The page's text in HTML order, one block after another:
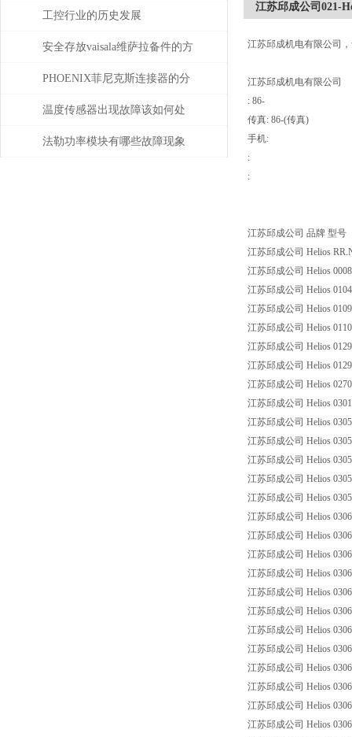
维修或更换部件？
工控行业的历史发展
安全存放vaisala维萨拉备件的方
法，赶紧收藏！
PHOENIX菲尼克斯连接器的分
类及应用领域
温度传感器出现故障该如何处
理
法勒功率模块有哪些故障现象
江苏邱成公司021-
江苏邱成机电有限公司
江苏邱成机电有限公司
: 86-
传真: 86-(传真)
手机:
:
:
江苏邱成公司 品牌 型号
江苏邱成公司 Helios
江苏邱成公司 Helios
江苏邱成公司 Helios
江苏邱成公司 Helios
江苏邱成公司 Helios
江苏邱成公司 Helios
江苏邱成公司 Helios
江苏邱成公司 Helios
江苏邱成公司 Helios
江苏邱成公司 Helios
江苏邱成公司 Helios
江苏邱成公司 Helios
江苏邱成公司 Helios
江苏邱成公司 Helios
江苏邱成公司 Helios
江苏邱成公司 Helios
江苏邱成公司 Helios
江苏邱成公司 Helios
江苏邱成公司 Helios
江苏邱成公司 Helios
江苏邱成公司 Helios
江苏邱成公司 Helios
江苏邱成公司 Helios
江苏邱成公司 Helios
江苏邱成公司 Helios
江苏邱成公司 Helios